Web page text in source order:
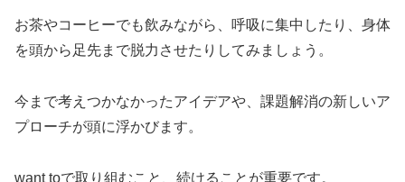
お茶やコーヒーでも飲みながら、呼吸に集中したり、身体
を頭から足先まで脱力させたりしてみましょう。
今まで考えつかなかったアイデアや、課題解消の新しいア
プローチが頭に浮かびます。
want toで取り組むこと、続けることが重要です。